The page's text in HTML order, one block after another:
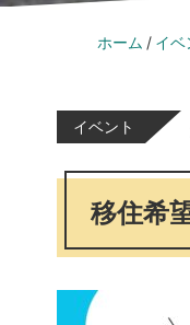
ホーム イベ
イベント
移住希